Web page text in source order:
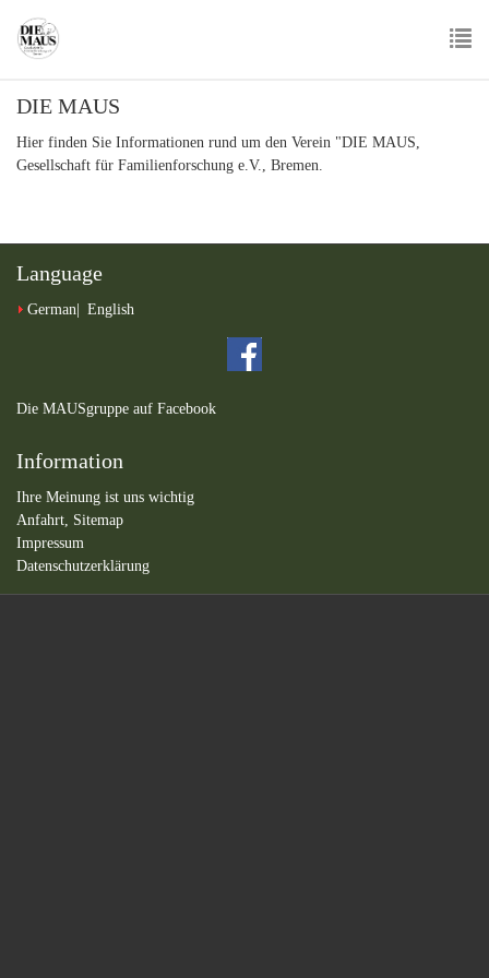
main
DIE MAUS
Hier finden Sie Informationen rund um den Verein "DIE MAUS,
Gesellschaft für Familienforschung e.V., Bremen.
Language
German English
Die MAUSgruppe auf Facebook
Information
Ihre Meinung ist uns wichtig
Anfahrt, Sitemap
Impressum
Datenschutzerklärung